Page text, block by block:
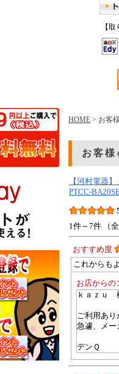
【
HOME > お客
お客様
【河村電器
PTCC-
1件～7件 （全
おすすめ度
これからも
お店からの
ｋａｚｕ
ご利用あり
急遽、メー
デンＱ